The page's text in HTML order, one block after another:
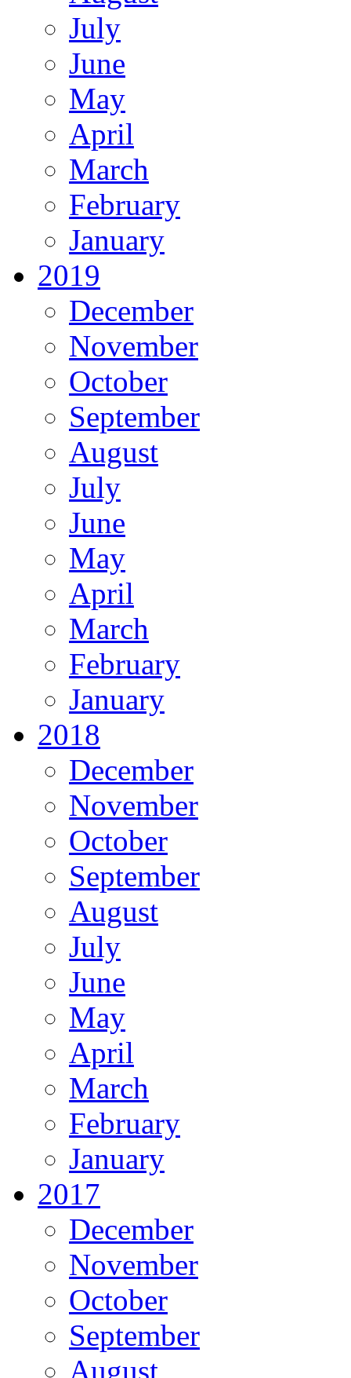
July
June
May
April
March
February
January
2019
December
November
October
September
August
July
June
May
April
March
February
January
2018
December
November
October
September
August
July
June
May
April
March
February
January
2017
December
November
October
September
August